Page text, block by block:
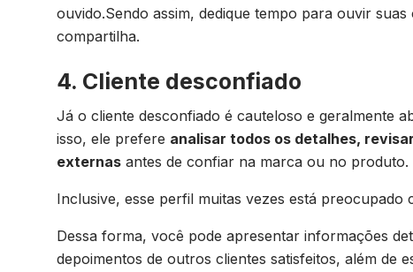
ouvido.Sendo assim, dedique tempo para ouvir
compartilha.
4. Cliente desconfiado
Já o cliente desconfiado é cauteloso e geralmente
isso, ele prefere analisar todos os detalhes,
externas antes de confiar na marca ou no produto.
Inclusive, esse perfil muitas vezes está preocupado
Dessa forma, você pode apresentar informações
depoimentos de outros clientes satisfeitos, além de